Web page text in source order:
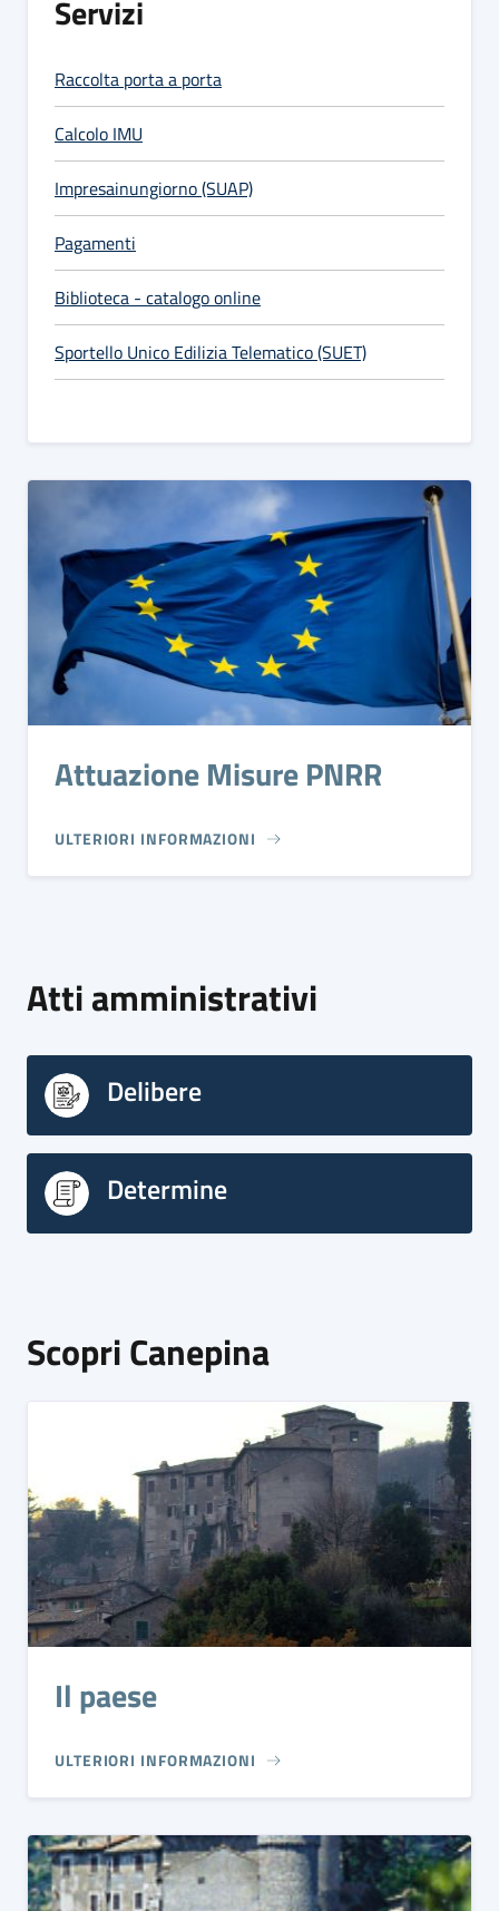
Servizi
Raccolta porta a porta
Calcolo IMU
Impresainungiorno (SUAP)
Pagamenti
Biblioteca - catalogo online
Sportello Unico Edilizia Telematico (SUET)
Attuazione Misure PNRR
ULTERIORI INFORMAZIONI
Atti amministrativi
Delibere
Determine
Scopri Canepina
Il paese
ULTERIORI INFORMAZIONI